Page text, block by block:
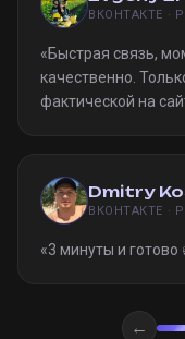
ВКОНТАКТЕ ·
«Быстрая связь,
качественно.
фактической на
Dmitry
ВКОНТАКТЕ ·
«3 минуты и готово
←